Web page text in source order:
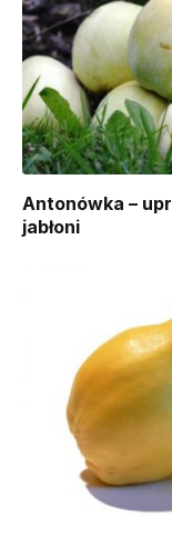
Antonówka –
jabłoni